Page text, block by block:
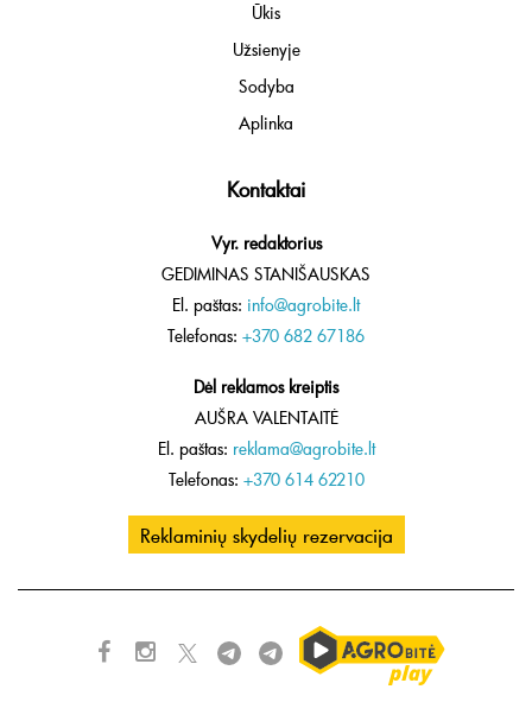
Ūkis
Užsienyje
Sodyba
Aplinka
Kontaktai
Vyr. redaktorius
GEDIMINAS STANIŠAUSKAS
El. paštas: info@agrobite.lt
Telefonas: +370 682 67186
Dėl reklamos kreiptis
AUŠRA VALENTAITĖ
El. paštas: reklama@agrobite.lt
Telefonas: +370 614 62210
Reklaminių skydelių rezervacija